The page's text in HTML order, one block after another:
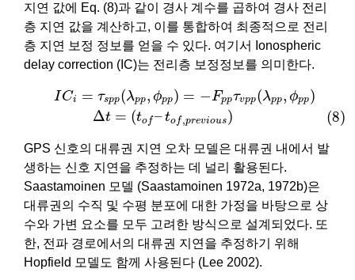
지연 값에 Eq. (8)과 같이 경사 계수를 곱하여 경사 전리
층 지연 값을 계산하고, 이를 통합하여 최종적으로 전리
층 지연 보정 정보를 얻을 수 있다. 여기서 Ionospheric
delay correction (IC)는 전리층 보정정보를 의미한다.
ICi = τspp(λpp, ϕpp) = −Fppτvpp(λpp, ϕpp)
Δt = (tof–tof,previous) (8)
τsp ϕp − p pp ϕp (8) Δ
GPS 신호의 대류권 지연 오차 모델은 대류권 내에서 발
생하는 신호 지연을 추정하는 데 널리 활용된다.
Saastamoinen 모델 (Saastamoinen 1972a, 1972b)은
대류권의 수직 및 수평 분포에 대한 가정을 바탕으로 상
수와 가변 요소를 모두 고려한 방식으로 설계되었다. 또
한, 전파 경로에서의 대류권 지연을 추정하기 위해
Hopfield 모델도 함께 사용된다 (Lee 2002).